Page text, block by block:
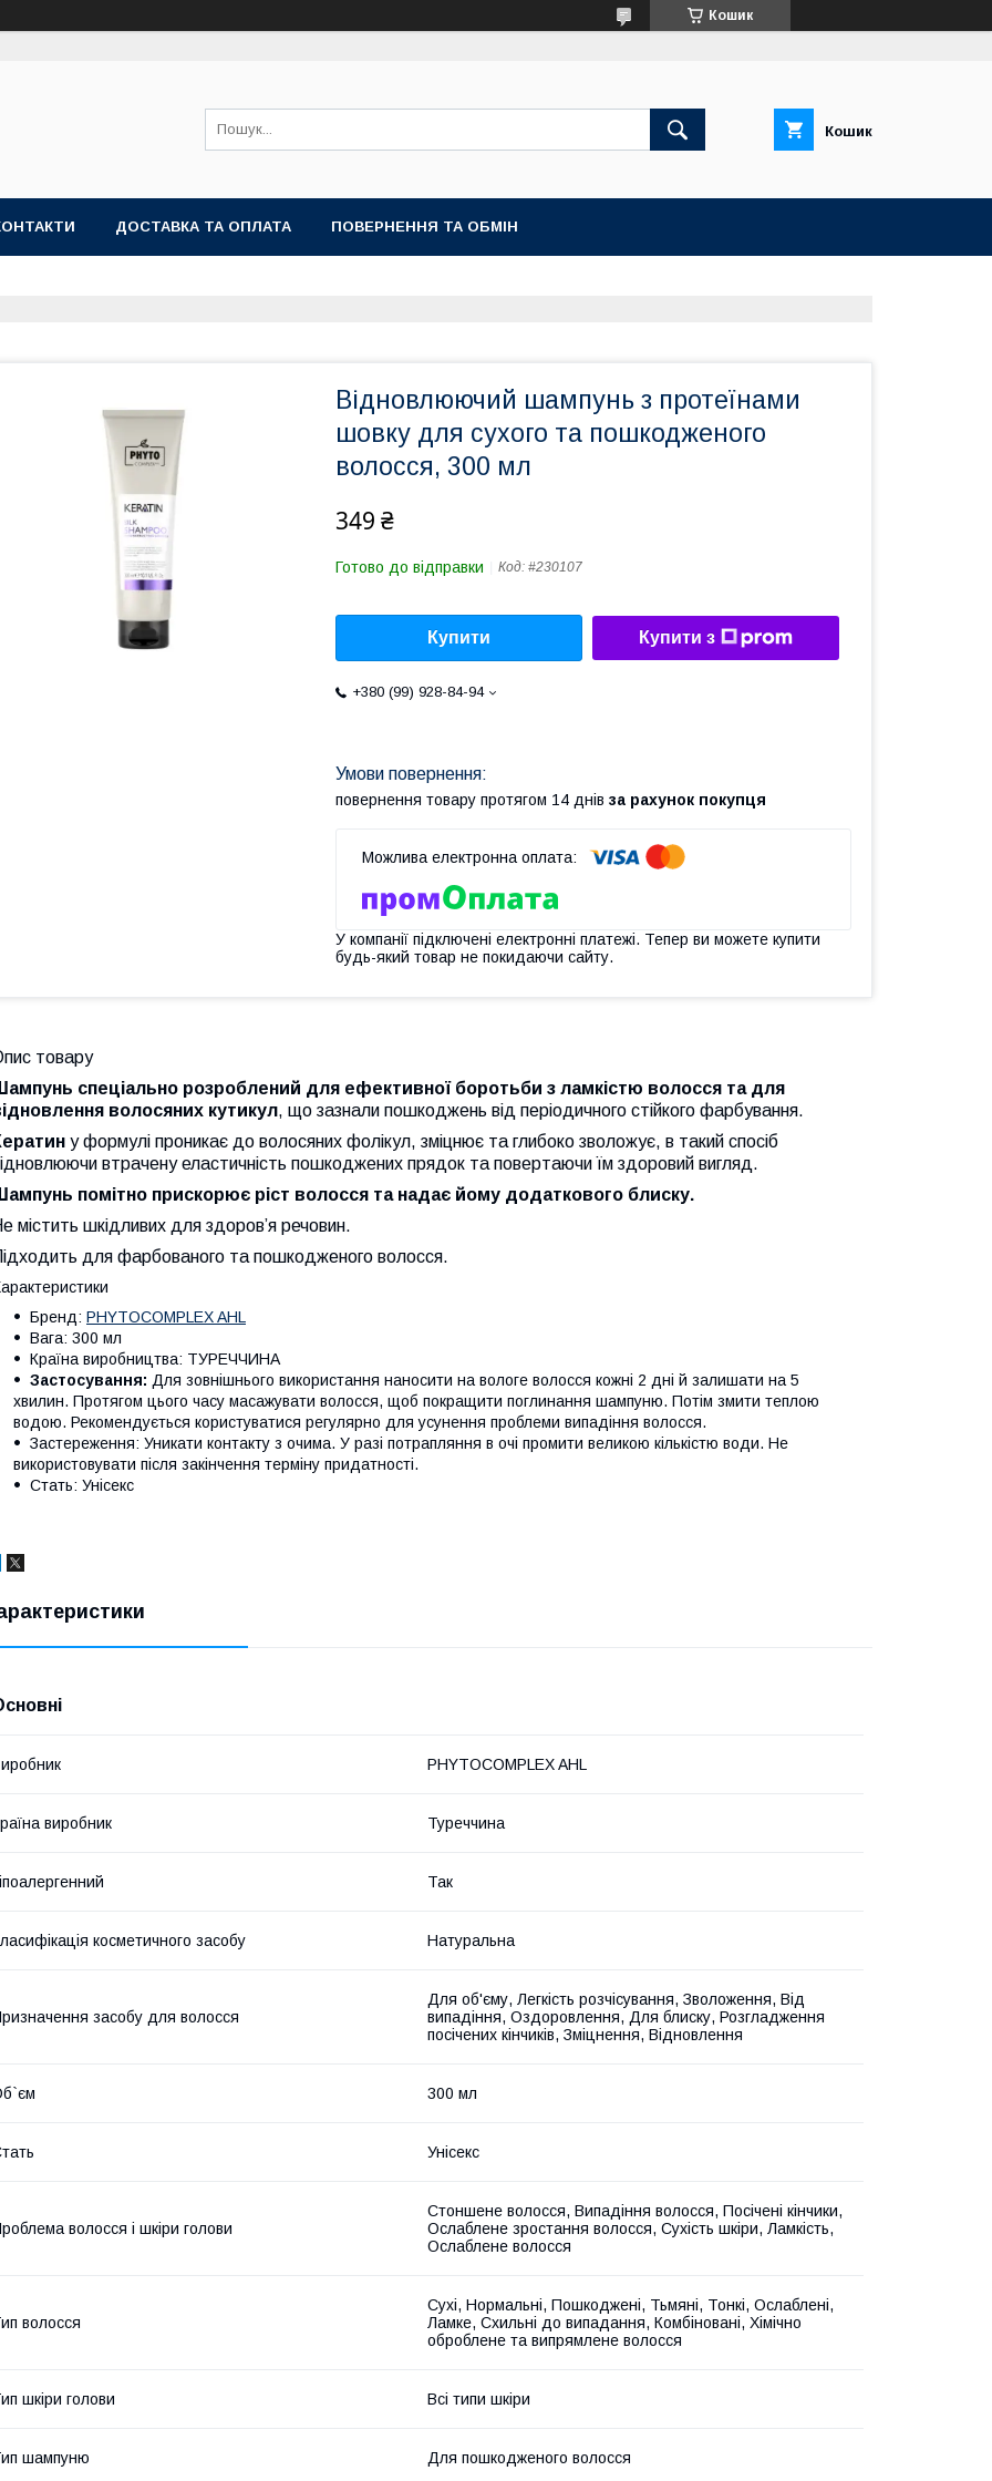
Кошик
Кошик
ДОСТАВКА ТА ОПЛАТА ПОВЕРНЕННЯ ТА ОБМІН
Відновлюючий шампунь з протеїнами
шовку для сухого та пошкодженого
волосся, 300 мл
349 ₴
Готово до відправки Код: #230107
Купити Купити з
+380 (99) 928-84-94
повернення товару протягом 14 днів за рахунок покупця
У компанії підключені електронні платежі. Тепер ви можете купити
будь-який товар не покидаючи сайту.
товару
спеціально розроблений для ефективної боротьби з ламкістю волосся та для
волосяних кутикул, що зазнали пошкоджень від періодичного стійкого фарбування.
у формулі проникає до волосяних фолікул, зміцнює та глибоко зволожує, в такий спосіб
втрачену еластичність пошкоджених прядок та повертаючи їм здоровий вигляд.
помітно прискорює ріст волосся та надає йому додаткового блиску.
містить шкідливих для здоров’я речовин.
для фарбованого та пошкодженого волосся.
Бренд: PHYTOCOMPLEX AHL
Вага: 300 мл
Країна виробництва: ТУРЕЧЧИНА
Застосування: Для зовнішнього використання наносити на вологе волосся кожні 2 дні й залишати на 5
хвилин. Протягом цього часу масажувати волосся, щоб покращити поглинання шампуню. Потім змити теплою
водою. Рекомендується користуватися регулярно для усунення проблеми випадіння волосся.
Застереження: Уникати контакту з очима. У разі потрапляння в очі промити великою кількістю води. Не
використовувати після закінчення терміну придатності.
Стать: Унісекс
PHYTOCOMPLEX AHL
виробник Туреччина
Так
косметичного засобу Натуральна
засобу для волосся
Для об'єму, Легкість розчісування, Зволоження, Від
випадіння, Оздоровлення, Для блиску, Розгладження
посічених кінчиків, Зміцнення, Відновлення
300 мл
Унісекс
волосся і шкіри голови
Стоншене волосся, Випадіння волосся, Посічені кінчики,
Ослаблене зростання волосся, Сухість шкіри, Ламкість,
Ослаблене волосся
волосся
Сухі, Нормальні, Пошкоджені, Тьмяні, Тонкі, Ослаблені,
Ламке, Схильні до випадання, Комбіновані, Хімічно
оброблене та випрямлене волосся
шкіри голови Всі типи шкіри
шампуню Для пошкодженого волосся